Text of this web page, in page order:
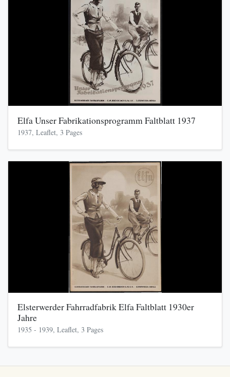
Elfa Unser Fabrikationsprogramm Faltblatt 1937
1937, Leaflet, 3 Pages
Elsterwerder Fahrradfabrik Elfa Faltblatt 1930er
Jahre
1935 - 1939, Leaflet, 3 Pages